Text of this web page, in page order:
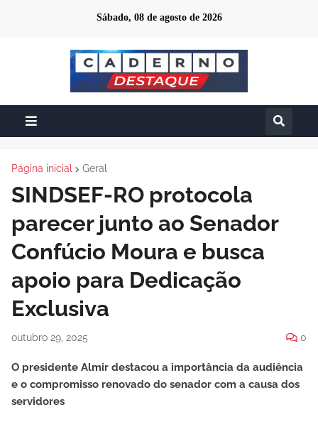
Sábado, 08 de agosto de 2026
Página inicial Geral
SINDSEF-RO protocola
parecer junto ao Senador
Confúcio Moura e busca
apoio para Dedicação
Exclusiva
outubro 29, 2025 0
O presidente Almir destacou a importância da audiência
e o compromisso renovado do senador com a causa dos
servidores